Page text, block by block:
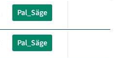
Pal_Säge
Pal_Säge